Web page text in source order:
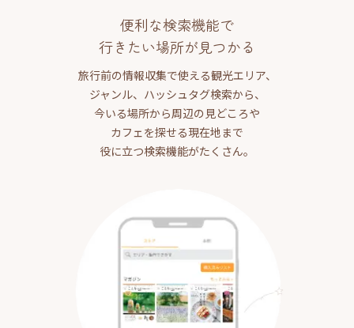
便利な検索機能で
行きたい場所が見つかる
旅行前の情報収集で使える観光エリア、
ジャンル、ハッシュタグ検索から、
今いる場所から周辺の見どころや
カフェを探せる現在地まで
役に立つ検索機能がたくさん。